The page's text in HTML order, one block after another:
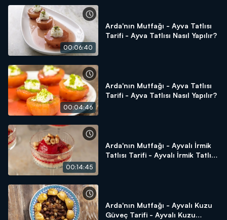
00:06:40
Arda'nın Mutfağı - Ayva Tatlısı
Tarifi - Ayva Tatlısı Nasıl Yapılır?
00:04:46
Arda'nın Mutfağı - Ayva Tatlısı
Tarifi - Ayva Tatlısı Nasıl Yapılır?
00:14:45
Arda'nın Mutfağı - Ayvalı İrmik
Tatlısı Tarifi - Ayvalı İrmik Tatlısı
Arda'nın Mutfağı - Ayvalı Kuzu
Güveç Tarifi - Ayvalı Kuzu